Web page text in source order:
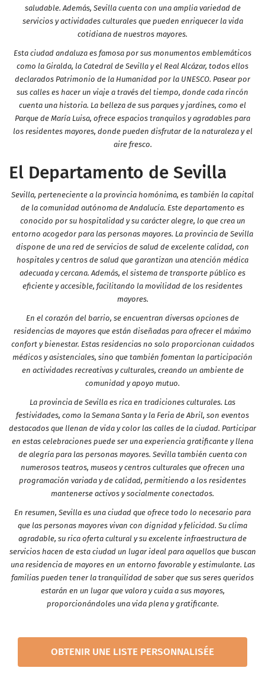
saludable. Además, Sevilla cuenta con una amplia variedad de
servicios y actividades culturales que pueden enriquecer la vida
cotidiana de nuestros mayores.
Esta ciudad andaluza es famosa por sus monumentos emblemáticos
como la Giralda, la Catedral de Sevilla y el Real Alcázar, todos ellos
declarados Patrimonio de la Humanidad por la UNESCO. Pasear por
sus calles es hacer un viaje a través del tiempo, donde cada rincón
cuenta una historia. La belleza de sus parques y jardines, como el
Parque de María Luisa, ofrece espacios tranquilos y agradables para
los residentes mayores, donde pueden disfrutar de la naturaleza y el
aire fresco.
El Departamento de Sevilla
Sevilla, perteneciente a la provincia homónima, es también la capital
de la comunidad autónoma de Andalucía. Este departamento es
conocido por su hospitalidad y su carácter alegre, lo que crea un
entorno acogedor para las personas mayores. La provincia de Sevilla
dispone de una red de servicios de salud de excelente calidad, con
hospitales y centros de salud que garantizan una atención médica
adecuada y cercana. Además, el sistema de transporte público es
eficiente y accesible, facilitando la movilidad de los residentes
mayores.
En el corazón del barrio, se encuentran diversas opciones de
residencias de mayores que están diseñadas para ofrecer el máximo
confort y bienestar. Estas residencias no solo proporcionan cuidados
médicos y asistenciales, sino que también fomentan la participación
en actividades recreativas y culturales, creando un ambiente de
comunidad y apoyo mutuo.
La provincia de Sevilla es rica en tradiciones culturales. Las
festividades, como la Semana Santa y la Feria de Abril, son eventos
destacados que llenan de vida y color las calles de la ciudad. Participar
en estas celebraciones puede ser una experiencia gratificante y llena
de alegría para las personas mayores. Sevilla también cuenta con
numerosos teatros, museos y centros culturales que ofrecen una
programación variada y de calidad, permitiendo a los residentes
mantenerse activos y socialmente conectados.
En resumen, Sevilla es una ciudad que ofrece todo lo necesario para
que las personas mayores vivan con dignidad y felicidad. Su clima
agradable, su rica oferta cultural y su excelente infraestructura de
servicios hacen de esta ciudad un lugar ideal para aquellos que buscan
una residencia de mayores en un entorno favorable y estimulante. Las
familias pueden tener la tranquilidad de saber que sus seres queridos
estarán en un lugar que valora y cuida a sus mayores,
proporcionándoles una vida plena y gratificante.
OBTENIR UNE LISTE PERSONNALISÉE